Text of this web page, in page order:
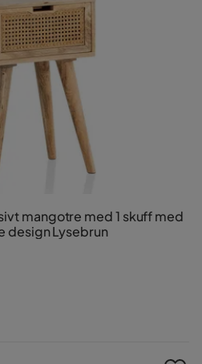
mangotre med 1 skuff med
design Lysebrun